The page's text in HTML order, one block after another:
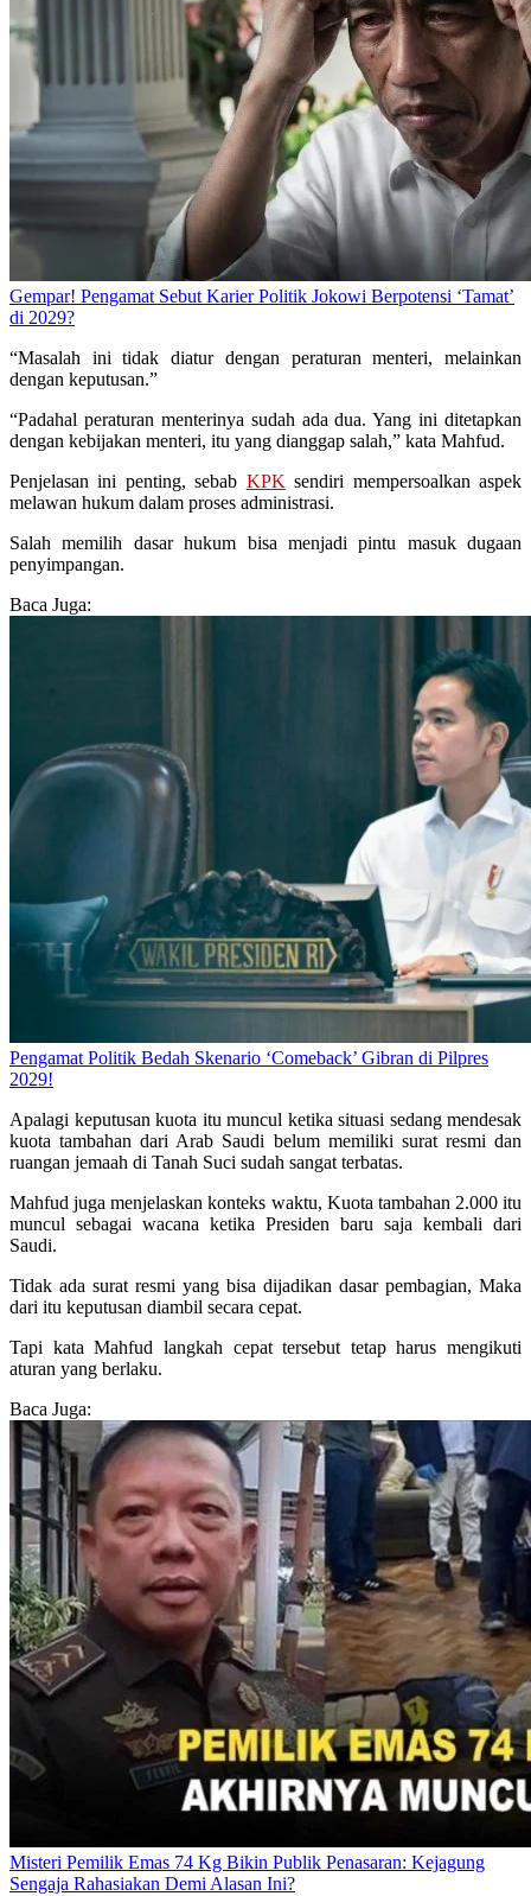
Gempar! Pengamat Sebut Karier Politik Jokowi Berpotensi ‘Tamat’
di 2029?
“Masalah ini tidak diatur dengan peraturan menteri, melainkan
dengan keputusan.”
“Padahal peraturan menterinya sudah ada dua. Yang ini ditetapkan
dengan kebijakan menteri, itu yang dianggap salah,” kata Mahfud.
Penjelasan ini penting, sebab KPK sendiri mempersoalkan aspek
melawan hukum dalam proses administrasi.
Salah memilih dasar hukum bisa menjadi pintu masuk dugaan
penyimpangan.
Baca Juga:
Pengamat Politik Bedah Skenario ‘Comeback’ Gibran di Pilpres
2029!
Apalagi keputusan kuota itu muncul ketika situasi sedang mendesak
kuota tambahan dari Arab Saudi belum memiliki surat resmi dan
ruangan jemaah di Tanah Suci sudah sangat terbatas.
Mahfud juga menjelaskan konteks waktu, Kuota tambahan 2.000 itu
muncul sebagai wacana ketika Presiden baru saja kembali dari
Saudi.
Tidak ada surat resmi yang bisa dijadikan dasar pembagian, Maka
dari itu keputusan diambil secara cepat.
Tapi kata Mahfud langkah cepat tersebut tetap harus mengikuti
aturan yang berlaku.
Baca Juga:
Misteri Pemilik Emas 74 Kg Bikin Publik Penasaran: Kejagung
Sengaja Rahasiakan Demi Alasan Ini?